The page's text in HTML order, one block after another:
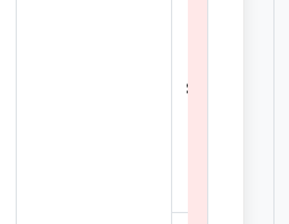
sing. ou